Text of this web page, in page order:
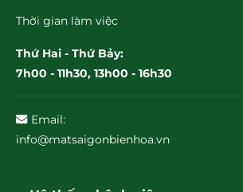
Thời gian làm việc
Thứ Hai - Thứ Bảy:
7h00 - 11h30, 13h00 - 16h30
Email:
info@matsaigonbienhoa.vn